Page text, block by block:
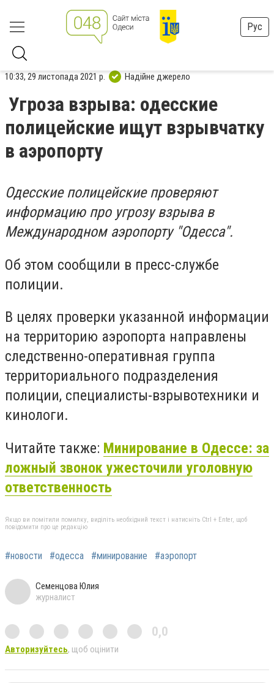
Рус
10:33, 29 листопада 2021 р. Надійне джерело
Угроза взрыва: одесские
полицейские ищут взрывчатку
в аэропорту
Одесские полицейские проверяют
информацию про угрозу взрыва в
Международном аэропорту "Одесса".
Об этом сообщили в пресс-службе
полиции.
В целях проверки указанной информации
на территорию аэропорта направлены
следственно-оперативная группа
территориального подразделения
полиции, специалисты-взрывотехники и
кинологи.
Читайте также: Минирование в Одессе: за
ложный звонок ужесточили уголовную
ответственность
Якщо ви помітили помилку, виділіть необхідний текст і натисніть Ctrl + Enter, щоб
повідомити про це редакцію
#новости #одесса #минирование #аэропорт
Семенцова Юлия
журналист
0,0
Авторизуйтесь, щоб оцінити